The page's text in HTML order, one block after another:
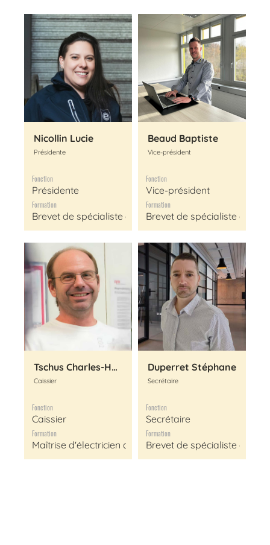
Nicollin Lucie
Présidente
Fonction
Présidente
Formation
Brevet de spécialiste de réseau
Beaud Baptiste
Vice-président
Fonction
Vice-président
Formation
Brevet de spécialiste de
Tschus Charles-Henri
Caissier
Fonction
Caissier
Formation
Maîtrise d'électricien de réseau
Duperret Stéphane
Secrétaire
Fonction
Secrétaire
Formation
Brevet de spécialiste de